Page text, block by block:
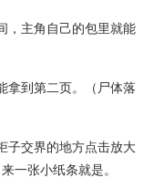
，主角自己的包里就能
拿到第二页。（尸体落
子交界的地方点击放大
一张小纸条就是。